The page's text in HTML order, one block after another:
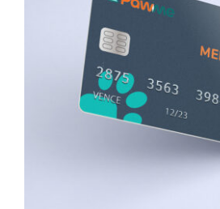
SIGN UP NOW
DETALLES